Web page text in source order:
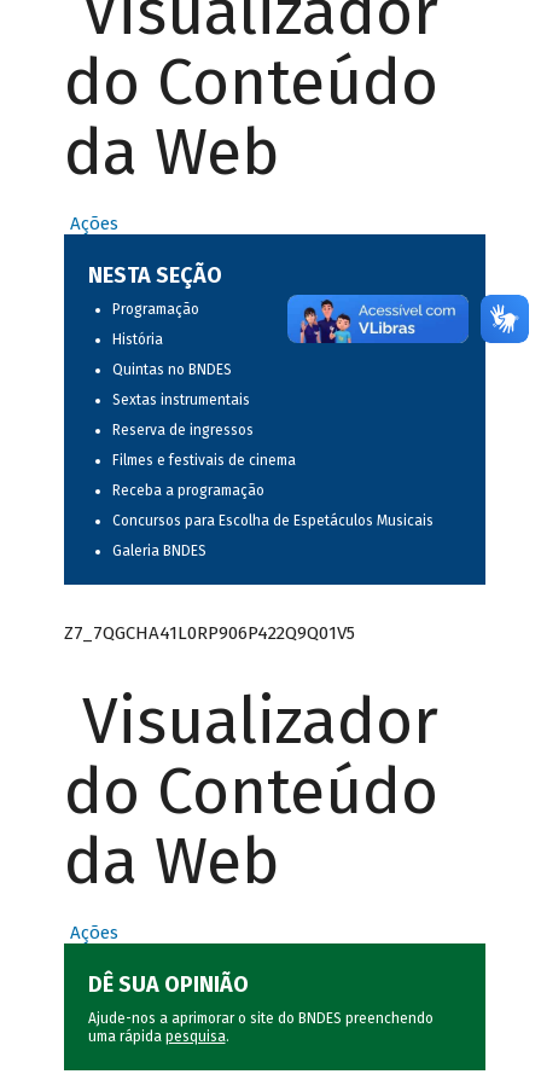
do Conteúdo
da Web
Ações
NESTA SEÇÃO
Programação
História
Quintas no BNDES
Sextas instrumentais
Reserva de ingressos
Filmes e festivais de cinema
Receba a programação
Concursos para Escolha de Espetáculos Musicais
Galeria BNDES
Z7_7QGCHA41L0RP906P422Q9Q01V5
Visualizador
do Conteúdo
da Web
Ações
DÊ SUA OPINIÃO
Ajude-nos a aprimorar o site do BNDES preenchendo
uma rápida pesquisa.